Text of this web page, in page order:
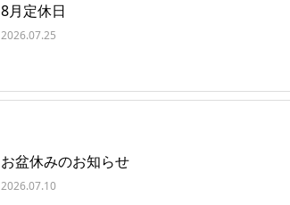
8月定休日
2026.07.25
お盆休みのお知らせ
2026.07.10